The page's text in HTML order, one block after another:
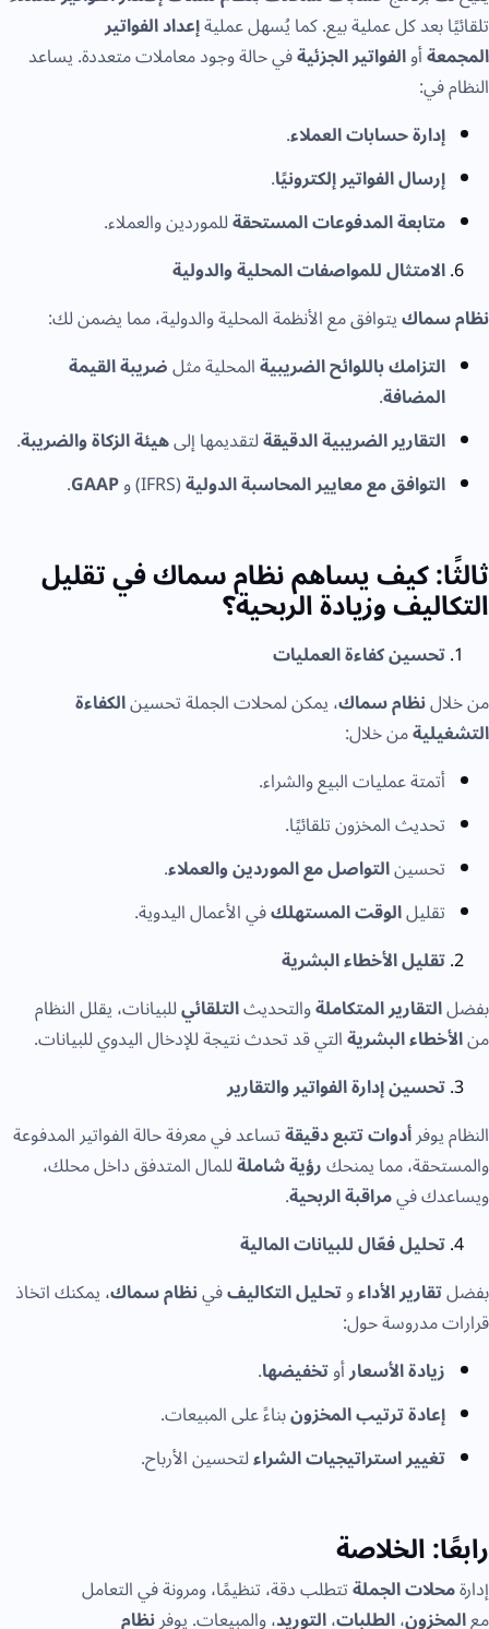
تلقائيًا بعد كل عملية بيع. كما يُسهل عمليةإعداد الفواتير
المجمعةأوالفواتير الجزئيةفي حالة وجود معاملات متعددة. يساعد
النظام في:
إدارة حسابات العملاء.
إرسال الفواتير إلكترونيًا.
متابعة المدفوعات المستحقةللموردين والعملاء.
الامتثال للمواصفات المحلية والدولية
نظام سماكيتوافق مع الأنظمة المحلية والدولية، مما يضمن لك:
التزامك باللوائح الضريبيةالمحلية مثلضريبة القيمة
المضافة.
التقارير الضريبية الدقيقةلتقديمها إلىهيئة الزكاة والضريبة.
التوافق مع معايير المحاسبة الدولية(IFRS) و GAAP
.
ثالثًا: كيف يساهم نظام سماك في تقليل
التكاليف وزيادة الربحية؟
تحسين كفاءة العمليات
من خلالنظام سماك، يمكن لمحلات الجملة تحسينالكفاءة
التشغيليةمن خلال:
أتمتة عمليات البيع والشراء.
تحديث المخزون تلقائيًا.
تحسينالتواصل مع الموردين والعملاء.
تقليلالوقت المستهلكفي الأعمال اليدوية.
تقليل الأخطاء البشرية
بفضلالتقارير المتكاملةوالتحديثالتلقائيللبيانات، يقلل النظام
منالأخطاء البشريةالتي قد تحدث نتيجة للإدخال اليدوي للبيانات.
تحسين إدارة الفواتير والتقارير
النظام يوفرأدوات تتبع دقيقةتساعد في معرفة حالة الفواتير المدفوعة
والمستحقة، مما يمنحكرؤية شاملةللمال المتدفق داخل محلك،
ويساعدك فيمراقبة الربحية.
تحليل فعّال للبيانات المالية
بفضلتقارير الأداءوتحليل التكاليففينظام سماك، يمكنك اتخاذ
قرارات مدروسة حول:
زيادة الأسعارأوتخفيضها.
إعادة ترتيب المخزونبناءً على المبيعات.
تغيير استراتيجيات الشراءلتحسين الأرباح.
رابعًا: الخلاصة
إدارةمحلات الجملةتتطلب دقة، تنظيمًا، ومرونة في التعامل
معالمخزون،الطلبات،التوريد، والمبيعات. يوفرنظام